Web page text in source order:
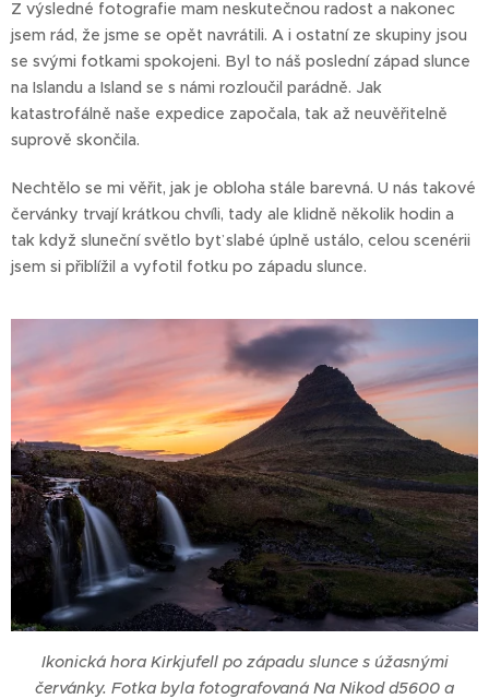
Z výsledné fotografie mam neskutečnou radost a nakonec
jsem rád, že jsme se opět navrátili. A i ostatní ze skupiny jsou
se svými fotkami spokojeni. Byl to náš poslední západ slunce
na Islandu a Island se s námi rozloučil parádně. Jak
katastrofálně naše expedice započala, tak až neuvěřitelně
suprově skončila.
Nechtělo se mi věřit, jak je obloha stále barevná. U nás takové
červánky trvají krátkou chvíli, tady ale klidně několik hodin a
tak když sluneční světlo byť slabé úplně ustálo, celou scenérii
jsem si přiblížil a vyfotil fotku po západu slunce.
Ikonická hora Kirkjufell po západu slunce s úžasnými
červánky. Fotka byla fotografovaná Na Nikod d5600 a